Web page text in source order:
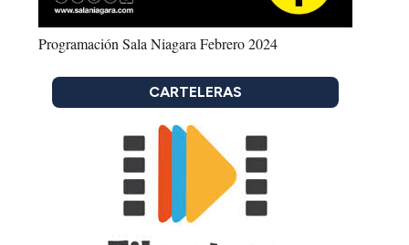
Programación Sala Niagara Febrero 2024
CARTELERAS